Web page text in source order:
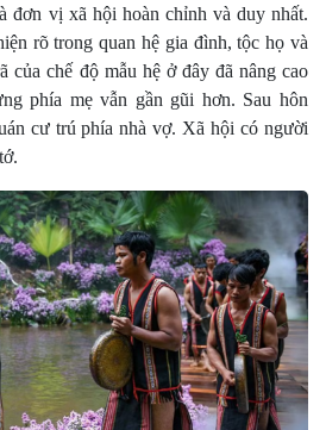
đơn vị xã hội hoàn chỉnh và duy nhất.
rõ trong quan hệ gia đình, tộc họ và
của chế độ mẫu hệ ở đây đã nâng cao
phía mẹ vẫn gần gũi hơn. Sau hôn
cư trú phía nhà vợ. Xã hội có người